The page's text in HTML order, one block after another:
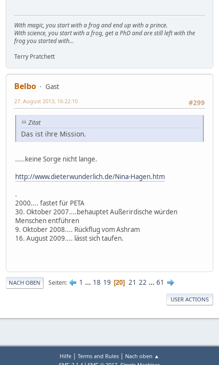
With magic, you start with a frog and end up with a prince.
With science, you start with a frog, get a PhD and are still left with the
frog you started with...
Terry Pratchett
Belbo
Gast
#299
27. August 2013, 16:22:10
Zitat
Das ist ihre Mission.
.....keine Sorge nicht lange.
http://www.dieterwunderlich.de/Nina-Hagen.htm
.
2000.... fastet für PETA
30. Oktober 2007....behauptet Außerirdische würden
Menschen entführen
9. Oktober 2008.... Rückflug vom Ashram
16. August 2009.... lässt sich taufen.
NACH OBEN Seiten 1 ... 18 19 20 21 22 ... 61
USER ACTIONS
Hilfe | Terms and Rules | Nach oben ▲